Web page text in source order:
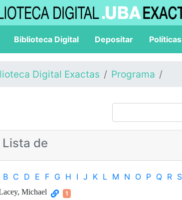
Biblioteca Digital Depositar Políticas
Digital Exactas Programa
Lista de
B C D E F G H I J K L M N O P Q R S
Michael 1